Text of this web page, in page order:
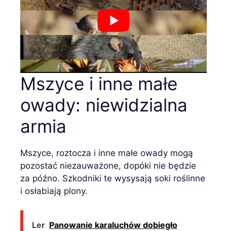
Mszyce i inne małe
owady: niewidzialna
armia
Mszyce, roztocza i inne małe owady mogą
pozostać niezauważone, dopóki nie będzie
za późno. Szkodniki te wysysają soki roślinne
i osłabiają plony.
Ler Panowanie karaluchów dobiegło